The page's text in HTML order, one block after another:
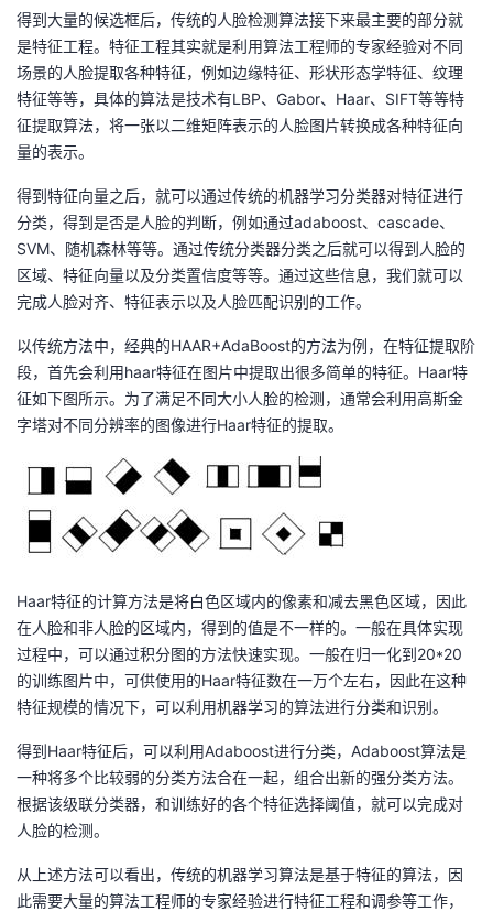
得到大量的候选框后，传统的人脸检测算法接下来最主要的部分就
是特征工程。特征工程其实就是利用算法工程师的专家经验对不同
场景的人脸提取各种特征，例如边缘特征、形状形态学特征、纹理
特征等等，具体的算法是技术有LBP、Gabor、Haar、SIFT等等特
征提取算法，将一张以二维矩阵表示的人脸图片转换成各种特征向
量的表示。
得到特征向量之后，就可以通过传统的机器学习分类器对特征进行
分类，得到是否是人脸的判断，例如通过adaboost、cascade、
SVM、随机森林等等。通过传统分类器分类之后就可以得到人脸的
区域、特征向量以及分类置信度等等。通过这些信息，我们就可以
完成人脸对齐、特征表示以及人脸匹配识别的工作。
以传统方法中，经典的HAAR+AdaBoost的方法为例，在特征提取阶
段，首先会利用haar特征在图片中提取出很多简单的特征。Haar特
征如下图所示。为了满足不同大小人脸的检测，通常会利用高斯金
字塔对不同分辨率的图像进行Haar特征的提取。
Haar特征的计算方法是将白色区域内的像素和减去黑色区域，因此
在人脸和非人脸的区域内，得到的值是不一样的。一般在具体实现
过程中，可以通过积分图的方法快速实现。一般在归一化到20*20
的训练图片中，可供使用的Haar特征数在一万个左右，因此在这种
特征规模的情况下，可以利用机器学习的算法进行分类和识别。
得到Haar特征后，可以利用Adaboost进行分类，Adaboost算法是
一种将多个比较弱的分类方法合在一起，组合出新的强分类方法。
根据该级联分类器，和训练好的各个特征选择阈值，就可以完成对
人脸的检测。
从上述方法可以看出，传统的机器学习算法是基于特征的算法，因
此需要大量的算法工程师的专家经验进行特征工程和调参等工作，